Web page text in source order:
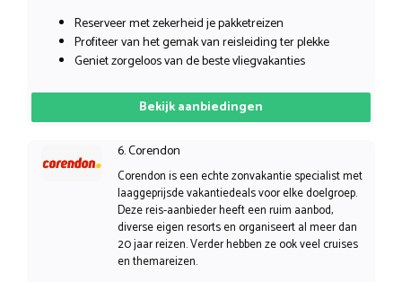
Reserveer met zekerheid je pakketreizen
Profiteer van het gemak van reisleiding ter plekke
Geniet zorgeloos van de beste vliegvakanties
Bekijk aanbiedingen
6. Corendon
Corendon is een echte zonvakantie specialist met
laaggeprijsde vakantiedeals voor elke doelgroep.
Deze reis-aanbieder heeft een ruim aanbod,
diverse eigen resorts en organiseert al meer dan
20 jaar reizen. Verder hebben ze ook veel cruises
en themareizen.